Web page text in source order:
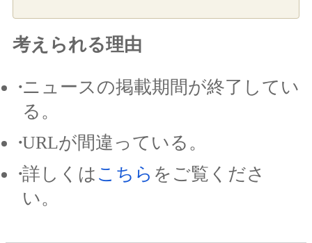
考えられる理由
ニュースの掲載期間が終了してい
る。
URLが間違っている。
詳しくは こちら をご覧くださ
い。